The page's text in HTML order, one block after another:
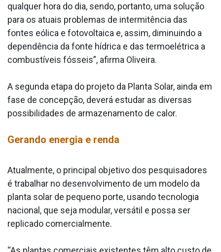
qualquer hora do dia, sendo, portanto, uma solução
para os atuais problemas de intermitência das
fontes eólica e fotovoltaica e, assim, diminuindo a
dependência da fonte hídrica e das termoelétrica a
combustíveis fósseis”, afirma Oliveira.
A segunda etapa do projeto da Planta Solar, ainda em
fase de concepção, deverá estudar as diversas
possibilidades de armazenamento de calor.
Gerando energia e renda
Atualmente, o principal objetivo dos pesquisadores
é trabalhar no desenvolvimento de um modelo da
planta solar de pequeno porte, usando tecnologia
nacional, que seja modular, versátil e possa ser
replicado comercialmente.